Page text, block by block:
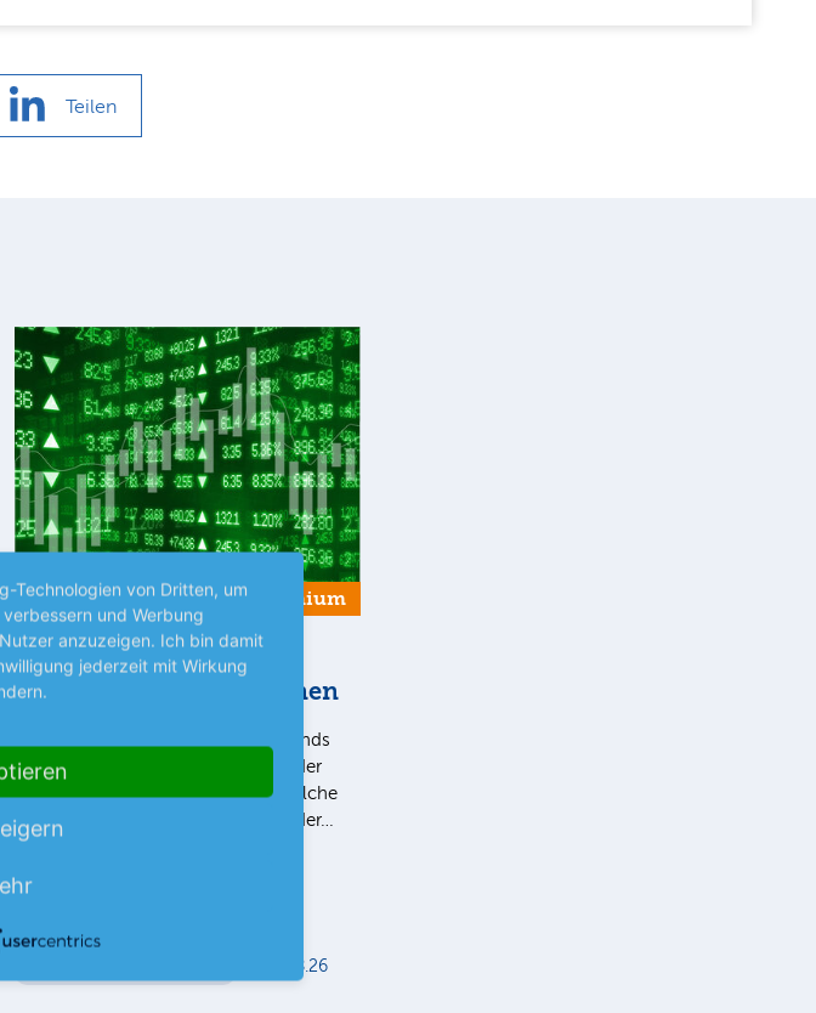
Teilen
Premium
STRATEGIE
Die besten Kaufpositionen
Investieren wie die Profis. Keine Trends
mehr verpassen! Ob konservativ oder
spekulativ – wir verraten Ihnen, welche
Aktien jetzt ins Depot gehören! In der…
mehr
05.08.26
Technologien von Dritten, um
und Werbung
anzuzeigen. Ich bin damit
jederzeit mit Wirkung